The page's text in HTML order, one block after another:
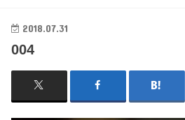
2018.07.31
004